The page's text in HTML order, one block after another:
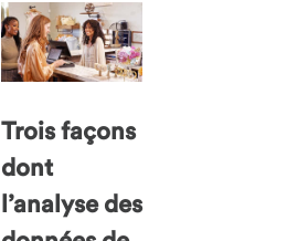
Trois façons
dont
l’analyse des